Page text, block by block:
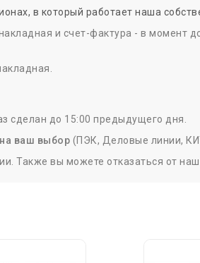
в который работает наша
и счет-фактура - в момент
сделан до 15:00 предыдущего дня.
ваш выбор (ПЭК, Деловые линии,
Также вы можете отказаться от